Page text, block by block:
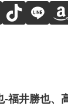
-福井勝也